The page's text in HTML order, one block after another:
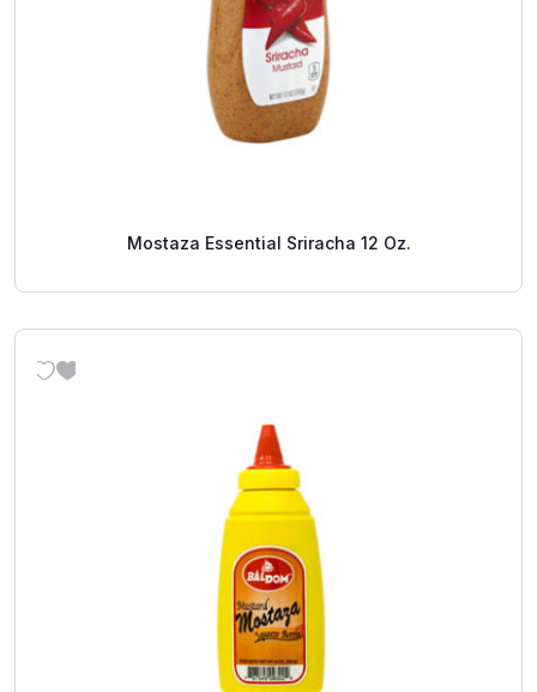
Mostaza Essential Sriracha 12 Oz.